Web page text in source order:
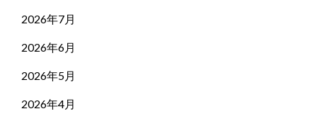
2026年7月
2026年6月
2026年5月
2026年4月